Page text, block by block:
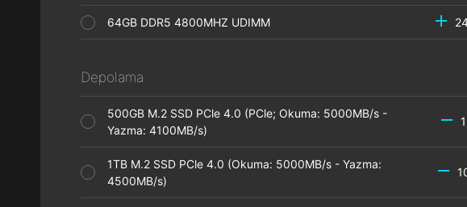
64GB DDR5 4800MHZ UDIMM
Depolama
500GB M.2 SSD PCle 4.0 (PCle; Okuma: 5000MB/s -
Yazma: 4100MB/s)
1TB M.2 SSD PCle 4.0 (Okuma: 5000MB/s - Yazma:
4500MB/s)